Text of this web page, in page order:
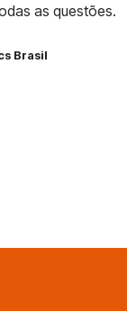
as questões.
Brasil